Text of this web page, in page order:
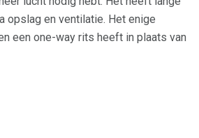
opslag en ventilatie. Het enige
een one-way rits heeft in plaats van